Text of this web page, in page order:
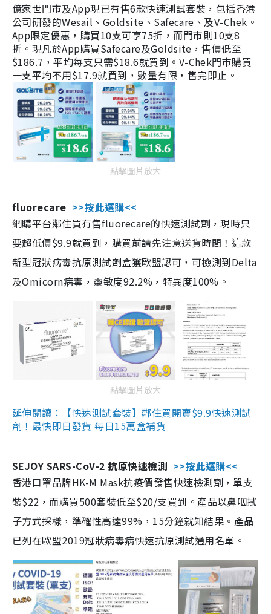
億家世門市及App現已有售6款快速測試套裝，包括香港
公司研發的Wesail、Goldsite、Safecare、及V-Chek。
App限定優惠，購買10支可享75折，而門市則10支8
折。現凡於App購買Safecare及Goldsite，售價低至
$186.7，平均每支只需$18.6就買到。V-Chek門市購買
一支平均不用$17.9就買到，數量有限，售完即止。
點擊圖片放大
fluorecare >>按此選購<<
網購平台鄰住買有售fluorecare的快速測試劑，現時只
要超低價$9.9就買到，購買前請先注意送貨時間！這款
新型冠狀病毒抗原測試劑盒獲歐盟認可，可檢測到Delta
及Omicorn病毒，靈敏度92.2%，特異度100%。
點擊圖片放大
延伸閱讀：【快速測試套裝】鄰住買開賣$9.9快速測試
劑！最快即日發貨 每日15萬盒補貨
SEJOY SARS-CoV-2 抗原快速檢測 >>按此選購<<
香港口罩品牌HK-M Mask抗疫價發售快速檢測劑，單支
裝$22，而購買500套裝低至$20/支買到。產品以鼻咽拭
子方式採樣，準確性高達99%，15分鐘就知結果。產品
已列在歐盟2019冠狀病毒病快速抗原測試通用名單。